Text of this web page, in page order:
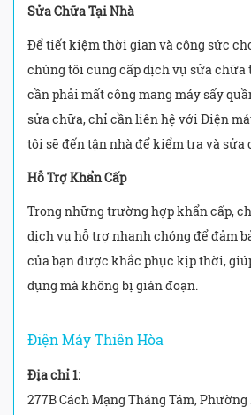
Sửa Chữa Tại Nhà
Để tiết kiệm thời gian và công sức
chúng tôi cung cấp dịch vụ sửa chữa
cần phải mất công mang máy sấy
sửa chữa, chỉ cần liên hệ với Điện
tôi sẽ đến tận nhà để kiểm tra và sửa
Hỗ Trợ Khẩn Cấp
Trong những trường hợp khẩn cấp,
dịch vụ hỗ trợ nhanh chóng để đảm
của bạn được khắc phục kịp thời,
dụng mà không bị gián đoạn.
Điện Máy Thiên Hòa
Địa chỉ 1:
277B Cách Mạng Tháng Tám, Phường